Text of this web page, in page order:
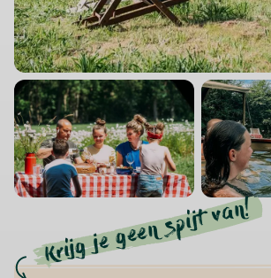
Krijg je geen spijt van!